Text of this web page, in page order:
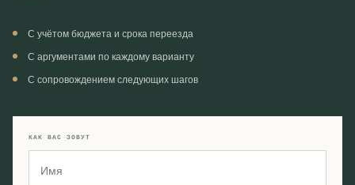
С учётом бюджета и срока переезда
С аргументами по каждому варианту
С сопровождением следующих шагов
КАК ВАС ЗОВУТ